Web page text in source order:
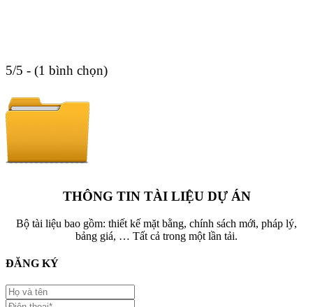
5/5 - (1 bình chọn)
THÔNG TIN TÀI LIỆU DỰ ÁN
Bộ tài liệu bao gồm: thiết kế mặt bằng, chính sách mới, pháp lý,
bảng giá, … Tất cả trong một lần tải.
ĐĂNG KÝ